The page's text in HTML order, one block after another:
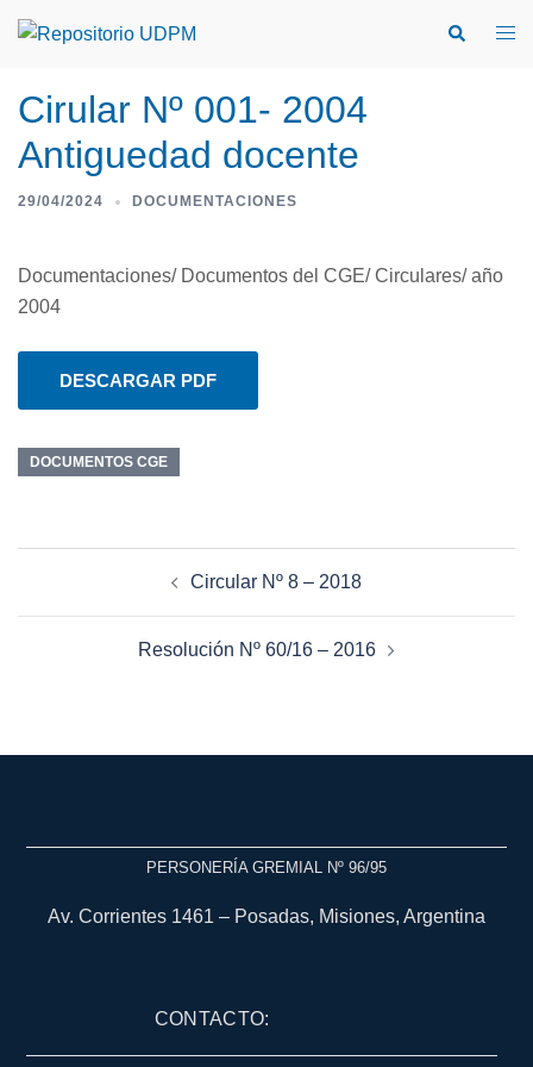
Cirular Nº 001- 2004
Antiguedad docente
29/04/2024 DOCUMENTACIONES
Documentaciones/ Documentos del CGE/ Circulares/ año
2004
DESCARGAR PDF
DOCUMENTOS CGE
Circular Nº 8 – 2018
Resolución Nº 60/16 – 2016
PERSONERÍA GREMIAL Nº 96/95
Av. Corrientes 1461 – Posadas, Misiones, Argentina
CONTACTO: